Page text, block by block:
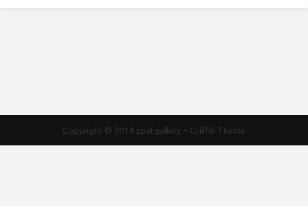
Copyright © 2014 zpafgallery – Griffin Theme